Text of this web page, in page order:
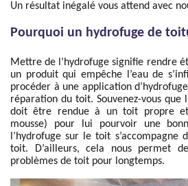
Un résultat inégalé vous attend avec
Pourquoi un hydrofuge de
Mettre de l’hydrofuge signifie rendre
un produit qui empêche l’eau de
procéder à une application
réparation du toit. Souvenez-vous
doit être rendue à un toit propre et
mousse) pour lui pourvoir une
l’hydrofuge sur le toit s’accompagne
toit. D’ailleurs, cela nous permet
problèmes de toit pour longtemps.